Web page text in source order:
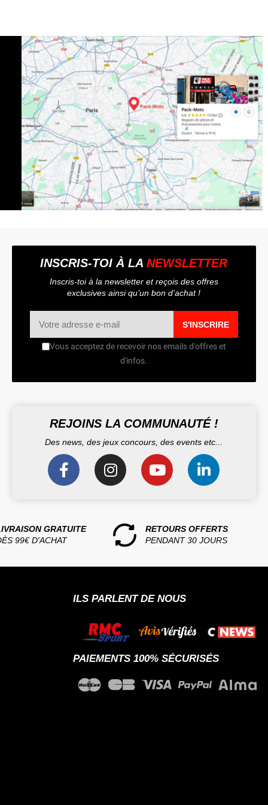
INSCRIS-TOI À LANEWSLETTER
Inscris-toi à la newsletter et reçois des offres
exclusives ainsi qu’un bon d’achat !
S'INSCRIRE
Vous acceptez de recevoir nos emails d'offres et
d'infos.
REJOINS LA COMMUNAUTÉ !
Des news, des jeux concours, des events etc...
GRATUITE
99€ D'ACHAT
RETOURS OFFERTS
PENDANT 30 JOURS
ILS PARLENT DE NOUS
PAIEMENTS 100% SÉCURISÉS